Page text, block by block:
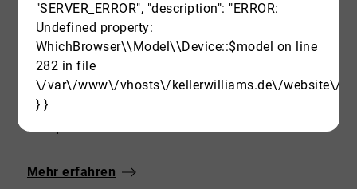
Haus zu kaufen
Wohnfläche: ca. 95,08 m²
Grundstück: ca. 103 m²
Zimmer: 3
ID: BHI-26010
Kaufpreis: 349.000 €
Mehr erfahren
"SERVER_ERROR", "description": "ERROR:
Undefined property:
WhichBrowser\\Model\\Device::$model on line
282 in file
\/var\/www\/vhosts\/kellerwilliams.de\/website\/
} }